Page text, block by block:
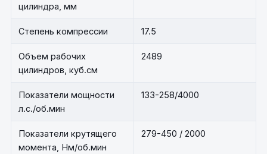
цилиндра, мм
Степень компрессии 17.5
Объем рабочих
цилиндров, куб.см
2489
Показатели мощности
л.с./об.мин
133-258/4000
Показатели крутящего
момента, Нм/об.мин
279-450 / 2000